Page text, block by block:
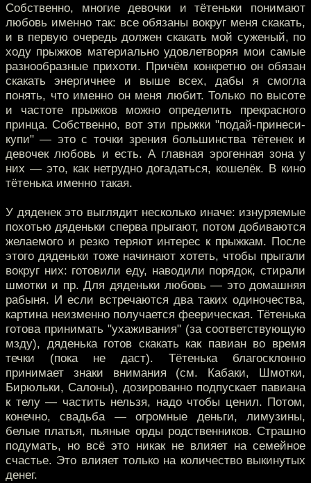
Собственно, многие девочки и тётеньки понимают
любовь именно так: все обязаны вокруг меня скакать,
и в первую очередь должен скакать мой суженый, по
ходу прыжков материально удовлетворяя мои самые
разнообразные прихоти. Причём конкретно он обязан
скакать энергичнее и выше всех, дабы я смогла
понять, что именно он меня любит. Только по высоте
и частоте прыжков можно определить прекрасного
принца. Собственно, вот эти прыжки "подай-принеси-
купи" — это с точки зрения большинства тётенек и
девочек любовь и есть. А главная эрогенная зона у
них — это, как нетрудно догадаться, кошелёк. В кино
тётенька именно такая.
У дяденек это выглядит несколько иначе: изнуряемые
похотью дяденьки сперва прыгают, потом добиваются
желаемого и резко теряют интерес к прыжкам. После
этого дяденьки тоже начинают хотеть, чтобы прыгали
вокруг них: готовили еду, наводили порядок, стирали
шмотки и пр. Для дяденьки любовь — это домашняя
рабыня. И если встречаются два таких одиночества,
картина неизменно получается феерическая. Тётенька
готова принимать "ухаживания" (за соответствующую
мзду), дяденька готов скакать как павиан во время
течки (пока не даст). Тётенька благосклонно
принимает знаки внимания (см. Кабаки, Шмотки,
Бирюльки, Салоны), дозированно подпускает павиана
к телу — частить нельзя, надо чтобы ценил. Потом,
конечно, свадьба — огромные деньги, лимузины,
белые платья, пьяные орды родственников. Страшно
подумать, но всё это никак не влияет на семейное
счастье. Это влияет только на количество выкинутых
денег.